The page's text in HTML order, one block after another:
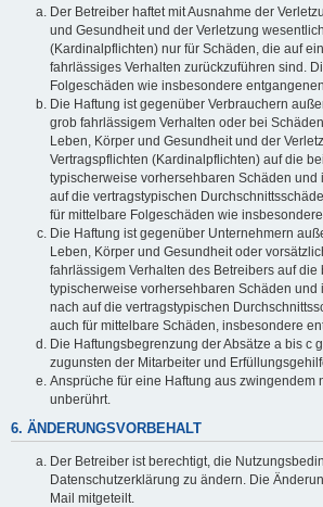
Der Betreiber haftet mit Ausnahme der
und Gesundheit und der Verletzung
(Kardinalpflichten) nur für Schäden, die auf
fahrlässiges Verhalten zurückzuführen sind.
Folgeschäden wie insbesondere
Die Haftung ist gegenüber Verbrauchern
grob fahrlässigem Verhalten oder bei
Leben, Körper und Gesundheit und der
Vertragspflichten (Kardinalpflichten) auf die
typischerweise vorhersehbaren Schäden und
auf die vertragstypischen
für mittelbare Folgeschäden wie
Die Haftung ist gegenüber Unternehmern
Leben, Körper und Gesundheit oder
fahrlässigem Verhalten des Betreibers auf die
typischerweise vorhersehbaren Schäden und
nach auf die vertragstypischen
auch für mittelbare Schäden, insbesondere
Die Haftungsbegrenzung der Absätze a bis c
zugunsten der Mitarbeiter und
Ansprüche für eine Haftung aus zwingendem
unberührt.
6. ÄNDERUNGSVORBEHALT
Der Betreiber ist berechtigt, die
Datenschutzerklärung zu ändern. Die
Mail mitgeteilt.